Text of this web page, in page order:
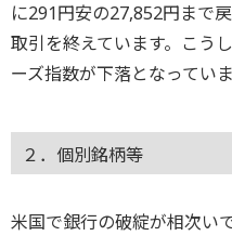
に291円安の27,852円まで
取引を終えています。こう
ーズ指数が下落となっていま
２．個別銘柄等
米国で銀行の破綻が相次い